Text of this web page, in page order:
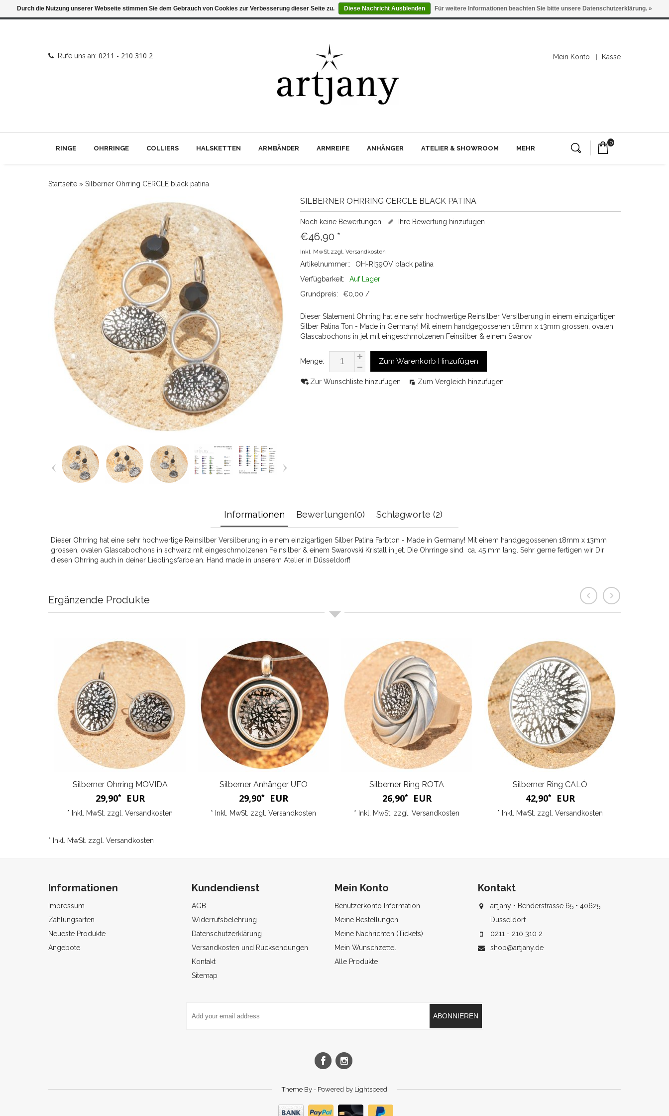
Rufe uns an: 0211 - 210 310 2 Mein Konto Kasse
RINGE OHRRINGE COLLIERS HALSKETTEN ARMBÄNDER ARMREIFE ANHÄNGER ATELIER & SHOWROOM MEHR
0
Startseite » Silberner Ohrring CERCLE black patina
SILBERNER OHRRING CERCLE BLACK PATINA
Noch keine Bewertungen Ihre Bewertung hinzufügen
€46,90 *
Inkl. MwSt.zzgl. Versandkosten
Artikelnummer::
OH-RI39OV black patina
Verfügbarkeit:
Auf Lager
Grundpreis:
€0,00 /
Dieser Statement Ohrring hat eine sehr hochwertige Reinsilber Versilberung in einem einzigartigen
Silber Patina Ton - Made in Germany! Mit einem handgegossenen 18mm x 13mm grossen, ovalen
Glascabochons in jet mit eingeschmolzenen Feinsilber & einem Swarov
Menge: Zum Warenkorb Hinzufügen
Zur Wunschliste hinzufügen Zum Vergleich hinzufügen
Informationen Bewertungen(0) Schlagworte (2)
Dieser Ohrring hat eine sehr hochwertige Reinsilber Versilberung in einem einzigartigen Silber Patina Farbton - Made in Germany! Mit einem handgegossenen 18mm x 13mm
grossen, ovalen Glascabochons in schwarz mit eingeschmolzenen Feinsilber & einem Swarovski Kristall in jet. Die Ohrringe sind ca. 45 mm lang. Sehr gerne fertigen wir Dir
diesen Ohrring auch in deiner Lieblingsfarbe an. Hand made in unserem Atelier in Düsseldorf!
Ergänzende Produkte
Silberner Ohrring MOVIDA
29,90* EUR
* Inkl. MwSt. zzgl. Versandkosten
Silberner Anhänger UFO
29,90* EUR
* Inkl. MwSt. zzgl. Versandkosten
Silberner Ring ROTA
26,90* EUR
* Inkl. MwSt. zzgl. Versandkosten
Silberner Ring CALÓ
42,90* EUR
* Inkl. MwSt. zzgl. Versandkosten
* Inkl. MwSt. zzgl. Versandkosten
Informationen
Impressum
Zahlungsarten
Neueste Produkte
Angebote
Kundendienst
AGB
Widerrufsbelehrung
Datenschutzerklärung
Versandkosten und Rücksendungen
Kontakt
Sitemap
Mein Konto
Benutzerkonto Information
Meine Bestellungen
Meine Nachrichten (Tickets)
Mein Wunschzettel
Alle Produkte
Kontakt
artjany • Benderstrasse 65 • 40625
Düsseldorf
0211 - 210 310 2
shop@artjany.de
ABONNIEREN
Theme By - Powered by Lightspeed
Durch die Nutzung unserer Webseite stimmen Sie dem Gebrauch von Cookies zur Verbesserung dieser Seite zu. Diese Nachricht Ausblenden Für weitere Informationen beachten Sie bitte unsere Datenschutzerklärung. »